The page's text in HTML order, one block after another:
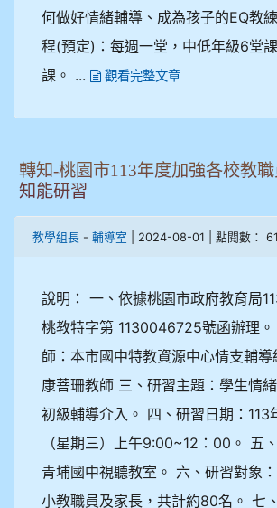
何做好情緒輔導、成為孩子的EQ教
程(預定)：每週一堂，中低年級6堂
課。 ...
觀看完整文章
轉知-桃園市113年度加強各校教
知能研習
教學組長 - 輔導室 | 2024-08-01 | 點閱數：
說明： 一、依據桃園市政府教育局
桃教特字第 1130046725號函辦理
師：本市國中特教資源中心情支
康菩珊教師 三、研習主題：學生情
初級輔導介入。 四、研習日期：113
（星期三）上午9:00~12：00。 五
青埔國中視聽教室。 六、研習對象
小教職員及家長，共計約80名。 七